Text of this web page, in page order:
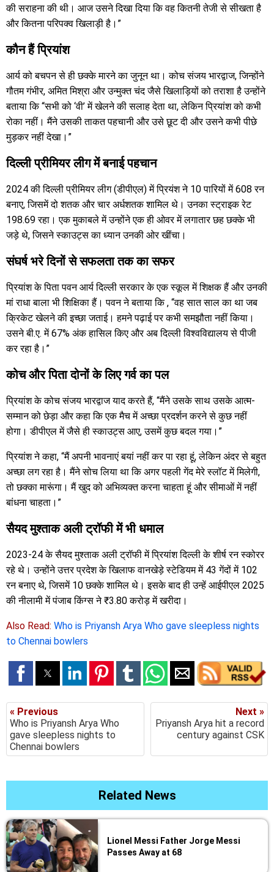
की सराहना की थी। आज उसने दिखा दिया कि वह कितनी तेजी से सीखता है
और कितना परिपक्व खिलाड़ी है।”
कौन हैं प्रियांश
आर्य को बचपन से ही छक्के मारने का जुनून था। कोच संजय भारद्वाज, जिन्होंने
गौतम गंभीर, अमित मिश्रा और उन्मुक्त चंद जैसे खिलाड़ियों को तराशा है उन्होंने
बताया कि “सभी को ‘वी’ में खेलने की सलाह देता था, लेकिन प्रियांश को कभी
रोका नहीं। मैंने उसकी ताकत पहचानी और उसे छूट दी और उसने कभी पीछे
मुड़कर नहीं देखा।”
दिल्ली प्रीमियर लीग में बनाई पहचान
2024 की दिल्ली प्रीमियर लीग (डीपीएल) में प्रियंश ने 10 पारियों में 608 रन
बनाए, जिसमें दो शतक और चार अर्धशतक शामिल थे। उनका स्ट्राइक रेट
198.69 रहा। एक मुकाबले में उन्होंने एक ही ओवर में लगातार छह छक्के भी
जड़े थे, जिसने स्काउट्स का ध्यान उनकी ओर खींचा।
संघर्ष भरे दिनों से सफलता तक का सफर
प्रियांश के पिता पवन आर्य दिल्ली सरकार के एक स्कूल में शिक्षक हैं और उनकी
मां राधा बाला भी शिक्षिका हैं। पवन ने बताया कि , “वह सात साल का था जब
क्रिकेट खेलने की इच्छा जताई। हमने पढ़ाई पर कभी समझौता नहीं किया।
उसने बी.ए. में 67% अंक हासिल किए और अब दिल्ली विश्वविद्यालय से पीजी
कर रहा है।”
कोच और पिता दोनों के लिए गर्व का पल
प्रियांश के कोच संजय भारद्वाज याद करते हैं, “मैंने उसके साथ उसके आत्म-
सम्मान को छेड़ा और कहा कि एक मैच में अच्छा प्रदर्शन करने से कुछ नहीं
होगा। डीपीएल में जैसे ही स्काउट्स आए, उसमें कुछ बदल गया।”
प्रियांश ने कहा, “मैं अपनी भावनाएं बयां नहीं कर पा रहा हूं, लेकिन अंदर से बहुत
अच्छा लग रहा है। मैंने सोच लिया था कि अगर पहली गेंद मेरे स्लॉट में मिलेगी,
तो छक्का मारूंगा। मैं खुद को अभिव्यक्त करना चाहता हूं और सीमाओं में नहीं
बांधना चाहता।”
सैयद मुश्ताक अली ट्रॉफी में भी धमाल
2023-24 के सैयद मुश्ताक अली ट्रॉफी में प्रियांश दिल्ली के शीर्ष रन स्कोरर
रहे थे। उन्होंने उत्तर प्रदेश के खिलाफ वानखेड़े स्टेडियम में 43 गेंदों में 102
रन बनाए थे, जिसमें 10 छक्के शामिल थे। इसके बाद ही उन्हें आईपीएल 2025
की नीलामी में पंजाब किंग्स ने ₹3.80 करोड़ में खरीदा।
Also Read: Who is Priyansh Arya Who gave sleepless nights
to Chennai bowlers
« Previous
Who is Priyansh Arya Who
gave sleepless nights to
Chennai bowlers
Next »
Priyansh Arya hit a record
century against CSK
Related News
Lionel Messi Father Jorge Messi
Passes Away at 68